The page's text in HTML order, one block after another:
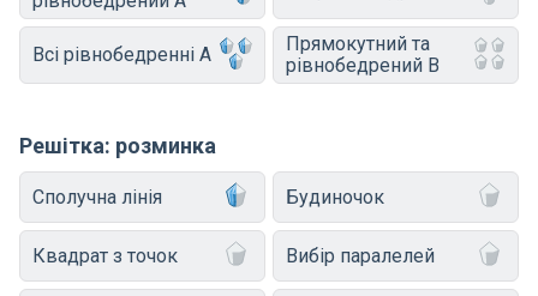
Всі рівнобедренні A
Прямокутний та
рівнобедрений B
Решітка: розминка
Сполучна лінія Будиночок
Квадрат з точок Вибір паралелей